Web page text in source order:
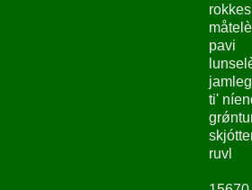
pavi
ti'
ruvl